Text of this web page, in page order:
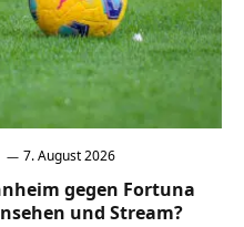
7. August 2026
gegen Fortuna
und Stream?